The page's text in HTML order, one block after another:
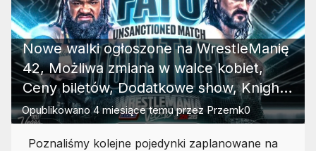
Nowe walki ogłoszone na WrestleManię
42, Możliwa zmiana w walce kobiet,
Ceny biletów, Dodatkowe show, Knight
z urazem
Opublikowano4 miesiące temuprzezPrzemk0
Poznaliśmy kolejne pojedynki zaplanowane na